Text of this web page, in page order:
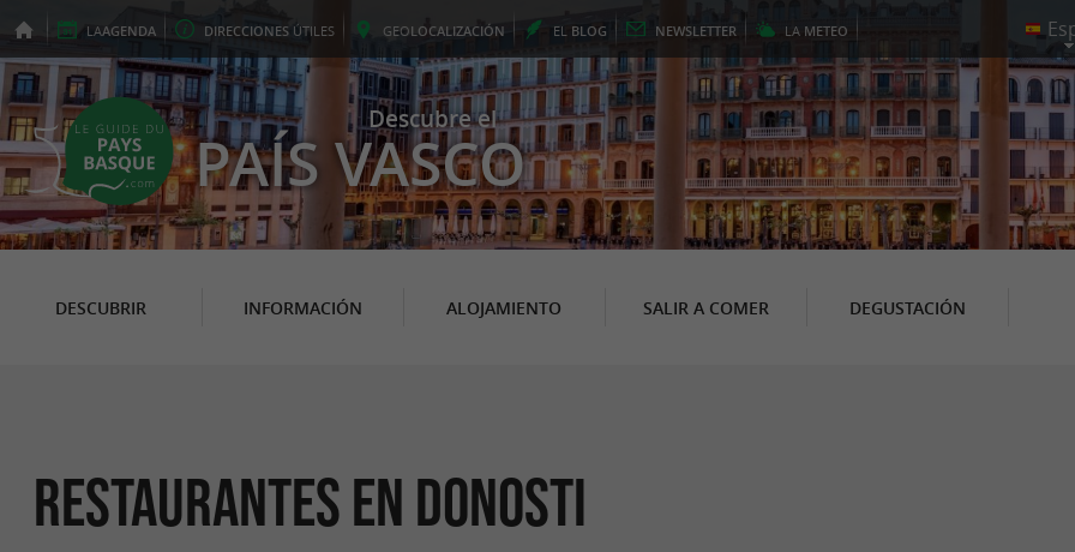
LAAGENDA DIRECCIONES ÚTILES GEOLOCALIZACIÓN EL BLOG NEWSLETTER LA METEO
Descubre el
PAÍS VASCO
DESCUBRIR INFORMACIÓN ALOJAMIENTO SALIR A COMER DEGUSTACIÓN
Restaurantes en Donosti